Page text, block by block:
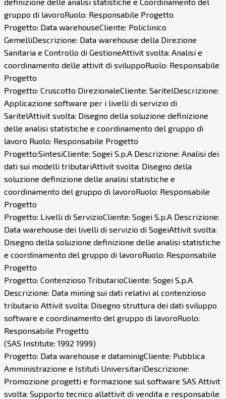
gruppo di lavoroRuolo: Responsabile Progetto
Progetto: Data warehouseCliente: Policlinico
GemelliDescrizione: Data warehouse della Direzione
Sanitaria e Controllo di GestioneAttivit svolta: Analisi e
coordinamento delle attivit di sviluppoRuolo: Responsabile
Progetto
Progetto: Cruscotto DirezionaleCliente: SaritelDescrizione:
Applicazione software per i livelli di servizio di
SaritelAttivit svolta: Disegno della soluzione definizione
delle analisi statistiche e coordinamento del gruppo di
lavoro Ruolo: Responsabile Progetto
Progetto:SintesiCliente: Sogei S.p.A Descrizione: Analisi dei
dati sui modelli tributariAttivit svolta: Disegno della
soluzione definizione delle analisi statistiche e
coordinamento del gruppo di lavoroRuolo: Responsabile
Progetto
Progetto: Livelli di ServizioCliente: Sogei S.p.A Descrizione:
Data warehouse dei livelli di servizio di SogeiAttivit svolta:
Disegno della soluzione definizione delle analisi statistiche
e coordinamento del gruppo di lavoroRuolo: Responsabile
Progetto
Progetto: Contenzioso TributarioCliente: Sogei S.p.A
Descrizione: Data mining sui dati relativi al contenzioso
tributario Attivit svolta: Disegno struttura dei dati sviluppo
software e coordinamento del gruppo di lavoroRuolo:
Responsabile Progetto
(SAS Institute: 1992 1999)
Progetto: Data warehouse e dataminigCliente: Pubblica
Amministrazione e Istituti UniversitariDescrizione:
Promozione progetti e formazione sul software SAS Attivit
svolta: Supporto tecnico allattivit di vendita e responsabile